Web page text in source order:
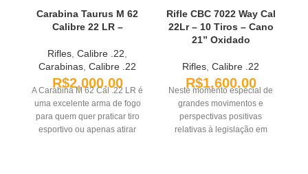
Carabina Taurus M 62
Calibre 22 LR –
Rifles Calibre .22
Carabinas Calibre .22
R$2,000.00
A Carabina M 62 Cal .22 LR é
uma excelente arma de fogo
para quem quer praticar tiro
esportivo ou apenas atirar
Rifle CBC 7022 Way Cal
22Lr – 10 Tiros – Cano
21” Oxidado
Rifles Calibre .22
R$1,600.00
Neste momento especial de
grandes movimentos e
perspectivas positivas
relativas à legislação em